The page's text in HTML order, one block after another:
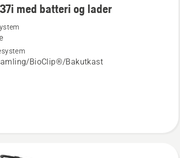
med batteri og lader
BioClip®/Bakutkast